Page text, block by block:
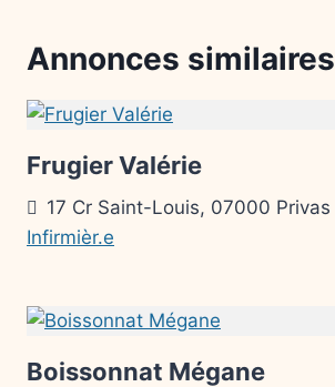
Annonces similaires
Frugier Valérie
17 Cr Saint-Louis, 07000 Privas
Infirmièr.e
Boissonnat Mégane